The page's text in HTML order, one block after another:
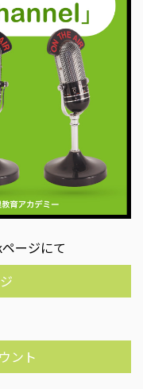
ージにて
ント